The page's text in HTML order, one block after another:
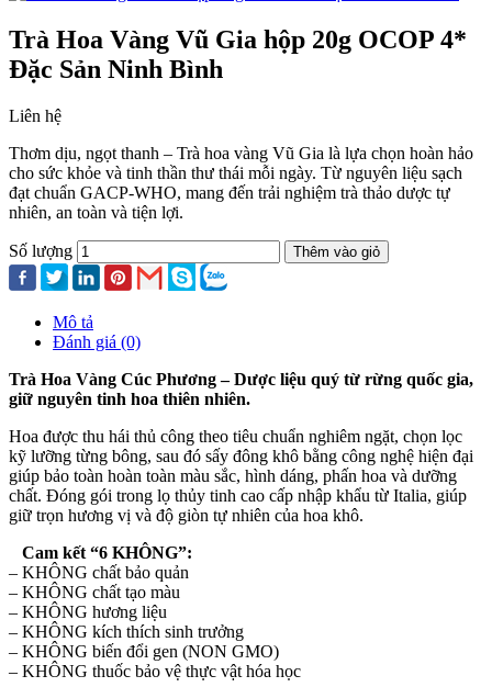
Trà Hoa Vàng Vũ Gia hộp 20g OCOP 4*
Đặc Sản Ninh Bình
Liên hệ
Thơm dịu, ngọt thanh – Trà hoa vàng Vũ Gia là lựa chọn hoàn hảo
cho sức khỏe và tinh thần thư thái mỗi ngày. Từ nguyên liệu sạch
đạt chuẩn GACP-WHO, mang đến trải nghiệm trà thảo dược tự
nhiên, an toàn và tiện lợi.
Số lượng Thêm vào giỏ
Mô tả
Đánh giá (0)
Trà Hoa Vàng Cúc Phương – Dược liệu quý từ rừng quốc gia,
giữ nguyên tinh hoa thiên nhiên.
Hoa được thu hái thủ công theo tiêu chuẩn nghiêm ngặt, chọn lọc
kỹ lưỡng từng bông, sau đó sấy đông khô bằng công nghệ hiện đại
giúp bảo toàn hoàn toàn màu sắc, hình dáng, phấn hoa và dưỡng
chất. Đóng gói trong lọ thủy tinh cao cấp nhập khẩu từ Italia, giúp
giữ trọn hương vị và độ giòn tự nhiên của hoa khô.
Cam kết “6 KHÔNG”:
– KHÔNG chất bảo quản
– KHÔNG chất tạo màu
– KHÔNG hương liệu
– KHÔNG kích thích sinh trưởng
– KHÔNG biến đổi gen (NON GMO)
– KHÔNG thuốc bảo vệ thực vật hóa học